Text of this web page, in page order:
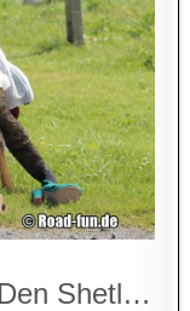
Puppetshow Auf Den Shetland